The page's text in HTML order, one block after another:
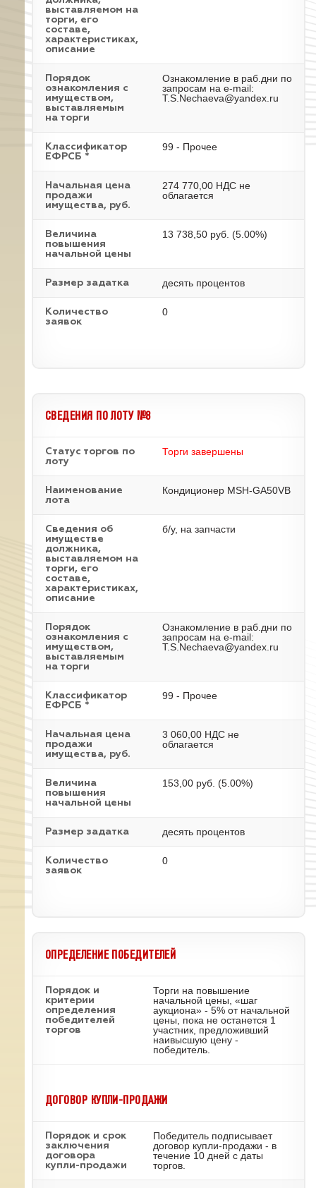
выставляемом на
торги, его
составе,
характеристиках,
описание
Порядок
ознакомления с
имуществом,
выставляемым
на торги
Ознакомление в раб.дни по
запросам на e-mail:
T.S.Nechaeva@yandex.ru
Классификатор
ЕФРСБ *
99 - Прочее
Начальная цена
продажи
имущества, руб.
274 770,00 НДС не
облагается
Величина
повышения
начальной цены
13 738,50 руб. (5.00%)
Размер задатка десять процентов
Количество
заявок
0
СВЕДЕНИЯ ПО ЛОТУ №8
Статус торгов по
лоту
Торги завершены
Наименование
лота
Кондиционер MSH-GA50VB
Cведения об
имуществе
должника,
выставляемом на
торги, его
составе,
характеристиках,
описание
б/у, на запчасти
Порядок
ознакомления с
имуществом,
выставляемым
на торги
Ознакомление в раб.дни по
запросам на e-mail:
T.S.Nechaeva@yandex.ru
Классификатор
ЕФРСБ *
99 - Прочее
Начальная цена
продажи
имущества, руб.
3 060,00 НДС не
облагается
Величина
повышения
начальной цены
153,00 руб. (5.00%)
Размер задатка десять процентов
Количество
заявок
0
ОПРЕДЕЛЕНИЕ ПОБЕДИТЕЛЕЙ
Порядок и
критерии
определения
победителей
торгов
Торги на повышение
начальной цены, «шаг
аукциона» - 5% от начальной
цены, пока не останется 1
участник, предложивший
наивысшую цену -
победитель.
ДОГОВОР КУПЛИ-ПРОДАЖИ
Порядок и срок
заключения
договора
купли-продажи
Победитель подписывает
договор купли-продажи - в
течение 10 дней с даты
торгов.